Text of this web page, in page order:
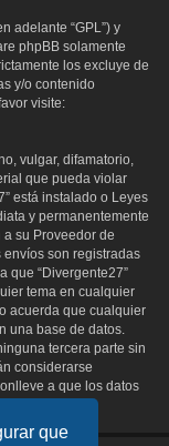
que
adelante “GPL”) y
phpBB solamente
los excluye de
y/o contenido
visite:
vulgar, difamatorio,
que pueda violar
está instalado o Leyes
y permanentemente
su Proveedor de
envíos son registradas
que “Divergente27”
tema en cualquier
acuerda que cualquier
una base de datos.
tercera parte sin
considerarse
a que los datos